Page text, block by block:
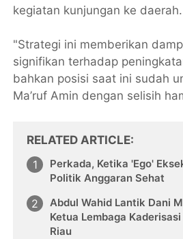
kegiatan kunjungan ke daerah.
"Strategi ini memberikan
signifikan terhadap
bahkan posisi saat ini sudah
Ma’ruf Amin dengan selisih
RELATED ARTICLE
Perkada, Ketika 'Ego'
Politik Anggaran Sehat
Abdul Wahid Lantik Dani
Ketua Lembaga
Riau